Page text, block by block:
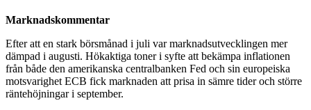
Marknadskommentar
Efter att en stark börsmånad i juli var marknadsutvecklingen mer
dämpad i augusti. Hökaktiga toner i syfte att bekämpa inflationen
från både den amerikanska centralbanken Fed och sin europeiska
motsvarighet ECB fick marknaden att prisa in sämre tider och större
räntehöjningar i september.